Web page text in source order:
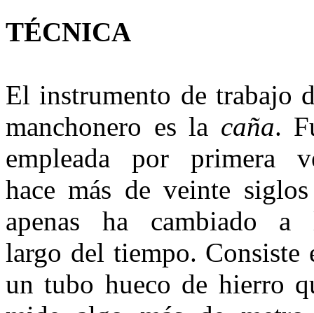
TÉCNICA
El instrumento de trabajo
manchonero es la caña.
empleada por primera
hace más de veinte
apenas ha cambiado a
largo del tiempo. Consiste
un tubo hueco de hierro